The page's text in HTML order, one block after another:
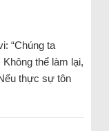
“Chúng ta
thể làm lại,
thực sự tôn